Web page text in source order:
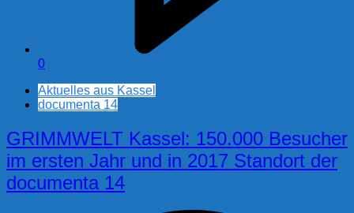
0
Aktuelles aus Kassel
documenta 14
GRIMMWELT Kassel: 150.000 Besucher
im ersten Jahr und in 2017 Standort der
documenta 14